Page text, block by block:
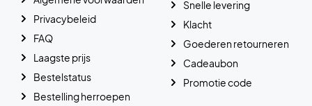
Privacybeleid
FAQ
Laagste prijs
Bestelstatus
Bestelling herroepen
Snelle levering
Klacht
Goederen retourneren
Cadeaubon
Promotie code